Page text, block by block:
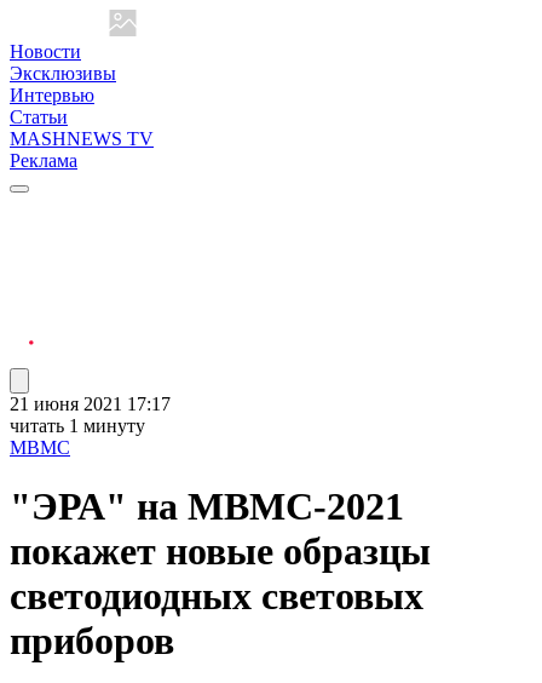
Новости
Эксклюзивы
Интервью
Статьи
MASHNEWS TV
Реклама
21 июня 2021 17:17
читать 1 минуту
МВМС
"ЭРА" на МВМС-2021
покажет новые образцы
светодиодных световых
приборов